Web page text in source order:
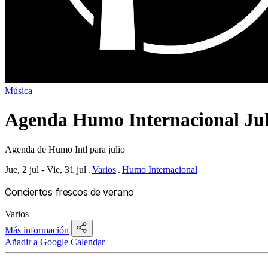
Música
Agenda Humo Internacional
Agenda de Humo Intl para julio
Jue, 2 jul - Vie, 31 jul
Varios Humo Internacional
Conciertos frescos de verano
Varios
Más información
Añadir a Google Calendar